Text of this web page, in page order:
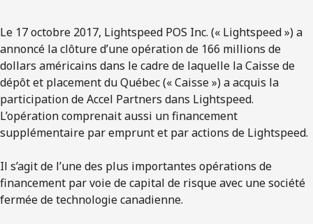
Le 17 octobre 2017, Lightspeed POS Inc. (« Lightspeed ») a
annoncé la clôture d’une opération de 166 millions de
dollars américains dans le cadre de laquelle la Caisse de
dépôt et placement du Québec (« Caisse ») a acquis la
participation de Accel Partners dans Lightspeed.
L’opération comprenait aussi un financement
supplémentaire par emprunt et par actions de Lightspeed.
Il s’agit de l’une des plus importantes opérations de
financement par voie de capital de risque avec une société
fermée de technologie canadienne.